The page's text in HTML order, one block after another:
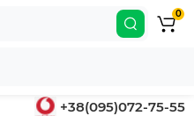
+38(095)072-75-55
0